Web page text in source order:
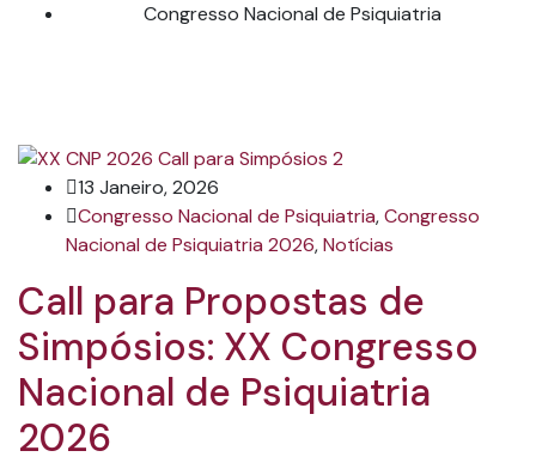
Congresso Nacional de Psiquiatria
13 Janeiro, 2026
Congresso Nacional de Psiquiatria,Congresso
Nacional de Psiquiatria 2026,Notícias
Call para Propostas de
Simpósios: XX Congresso
Nacional de Psiquiatria
2026